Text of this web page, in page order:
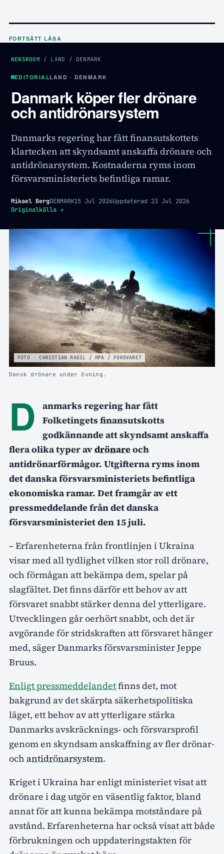
FORTSÄTT LÄSA
NEWSROOM / LAND / DENMARK
EDITORIALLAND · DENMARK
Danmark köper fler drönare
och antidrönarsystem
Danmarks regering har fått finansutskottets
klartecken att skyndsamt anskaffa drönare och
antidrönarsystem. Kostnaderna ryms inom
försvarsministeriets befintliga ramar.
Mikael BergDENMARK15 Jul 2026Uppdaterad 23 Jul 2026
Originalkälla ↗
FOTO · CHRISTIAN RADIL / MPA / FORSVARET
Dansk drönare under övning.
D
anmarks regering har fått
Folketingets finansutskotts
godkännande att skyndsamt anskaffa
flera olika typer avdrönareoch
antidrönarförmågor. Utgifterna ryms inom
det danska försvarsministeriets befintliga
ekonomiska ramar. Det framgår av ett
pressmeddelande från det danska
försvarsministeriet den 15 juli.
– Erfarenheterna från frontlinjen i Ukraina
visar med all tydlighet vilken stor roll drönare,
och förmågan att bekämpa dem, spelar på
slagfältet. Det finns därför ett behov av att
försvaret snabbt stärker denna del ytterligare.
Utvecklingen går oerhört snabbt, och det är
avgörande för stridskraften att försvaret hänger
med, säger Danmarks försvarsminister Jeppe
Bruus.
Enligt pressmeddelandetfinns det, mot
bakgrund av det skärpta säkerhetspolitiska
läget, ett behov av att ytterligare stärka
Danmarks avskräcknings- och försvarsprofil
genom en skyndsam anskaffning av fler drönar-
och antidrönarsystem.
Kriget i Ukraina har enligt ministeriet visat att
drönare i dag utgör en väsentlig faktor, bland
annat för att kunna bekämpa motståndare på
avstånd. Erfarenheterna har också visat att både
förbrukningen och uppdateringstakten för